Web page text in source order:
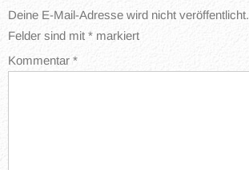
Deine E-Mail-Adresse wird nicht veröffentlicht.
Felder sind mit * markiert
Kommentar *